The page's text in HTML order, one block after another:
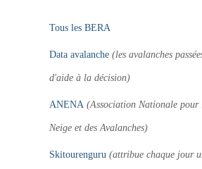
Tous les BERA
Data avalanche (les avalanches
d'aide à la décision)
ANENA (Association Nationale pour
Neige et des Avalanches)
Skitourenguru (attribue chaque jour